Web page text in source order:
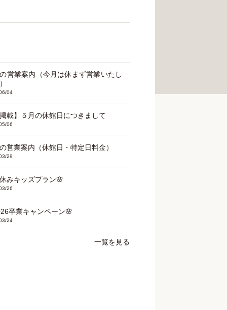
営業案内（今月は休まず営業いたし
04
載】５月の休館日につきまして
06
営業案内（休館日・特定日料金）
29
みキッズプラン🌸
26
卒業キャンペーン🌸
24
一覧を見る